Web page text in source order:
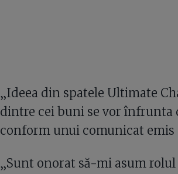
„Ideea din spatele Ultimate
dintre cei buni se vor înfrunta
conform unui comunicat emis
„Sunt onorat să-mi asum rolul